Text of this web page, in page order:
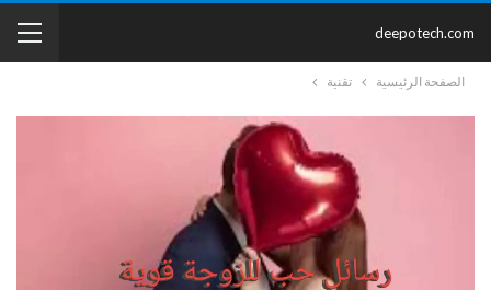
deepotech.com
الصفحة الرئيسية تقنية